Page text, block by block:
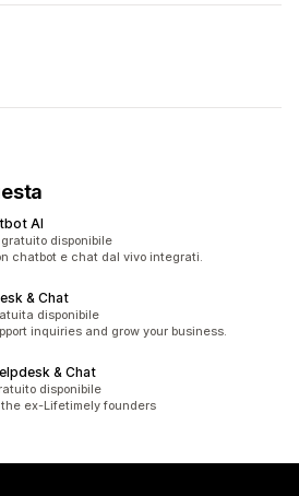
AI
gratuito disponibile
chatbot e chat dal vivo integrati.
& Chat
disponibile
inquiries and grow your business.
& Chat
disponibile
ex-Lifetimely founders